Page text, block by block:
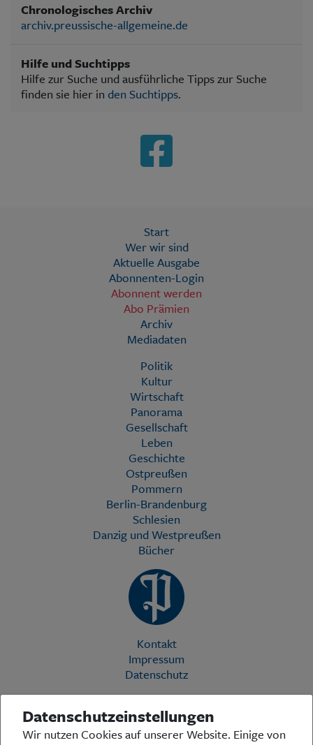
Chronologisches Archiv
archiv.preussische-allgemeine.de
Hilfe und Suchtipps
Hilfe zur Suche und ausführliche Tipps zur Suche
finden sie hier in den Suchtipps.
Start
Wer wir sind
Aktuelle Ausgabe
Abonnenten-Login
Abonnent werden
Abo Prämien
Archiv
Mediadaten
Politik
Kultur
Wirtschaft
Panorama
Gesellschaft
Leben
Geschichte
Ostpreußen
Pommern
Berlin-Brandenburg
Schlesien
Danzig und Westpreußen
Bücher
Kontakt
Impressum
Datenschutz
Die Preußische Allgemeine Zeitung (PAZ) ist eine einzigartige Stimme
in der deutschen Medienlandschaft. Woche für Woche berichtet sie
Datenschutzeinstellungen
Wir nutzen Cookies auf unserer Website. Einige von